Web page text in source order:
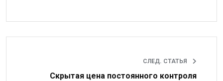
СЛЕД. СТАТЬЯ
Скрытая цена постоянного контроля